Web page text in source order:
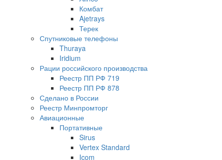
Комбат
Ajetrays
Терек
Спутниковые телефоны
Thuraya
Iridium
Рации российского производства
Реестр ПП РФ 719
Реестр ПП РФ 878
Сделано в России
Реестр Минпромторг
Авиационные
Портативные
Sirus
Vertex Standard
Icom